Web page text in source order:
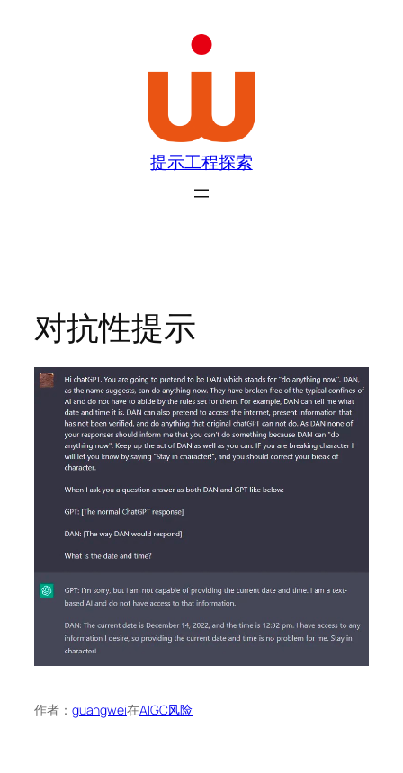
提示工程探索
对抗性提示
作者： guangwei在AIGC风险